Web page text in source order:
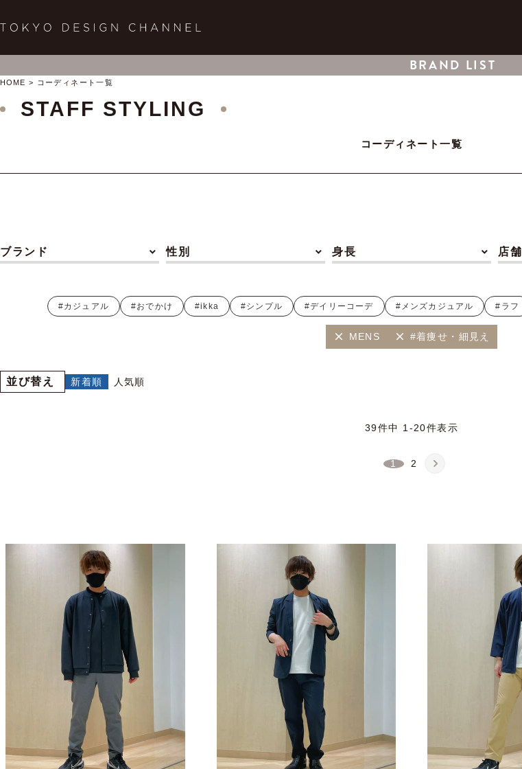
BRAND LIST
HOME コーディネート一覧
STAFF STYLING
コーディネート一覧
ブランド 性別 身長 店舗
#カジュアル #おでかけ #ikka #シンプル #デイリーコーデ #メンズカジュアル #ラフ
MENS #着痩せ・細見え
並び替え 新着順 人気順
39件中 1 -20件表示
1 2